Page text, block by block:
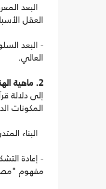
- البعد
العقل
- البعد
العالي.
2. ماهية الهندسة النفسية القرآنية:
إلى دلالة
المكونات
- البناء
- إعادة
مفهوم